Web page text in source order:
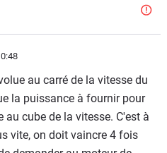
au carré de la vitesse du
la puissance à fournir pour
cube de la vitesse. C'est à
vite, on doit vaincre 4 fois